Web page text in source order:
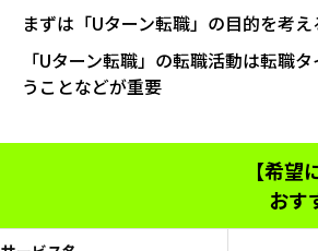
まずは「Uターン転職」の目的を考
「Uターン転職」の転職活動は転職
うことなどが重要
【希望
おす